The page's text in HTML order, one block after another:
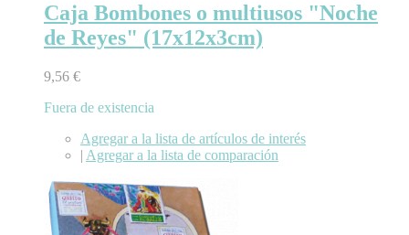
Caja Bombones o multiusos "Noche
de Reyes" (17x12x3cm)
9,56 €
Fuera de existencia
Agregar a la lista de artículos de interés
| Agregar a la lista de comparación